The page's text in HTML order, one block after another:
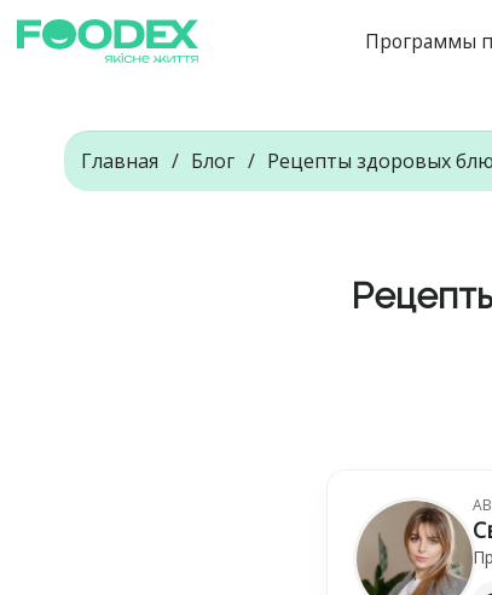
Программы
Главная Блог Рецепты здоровых